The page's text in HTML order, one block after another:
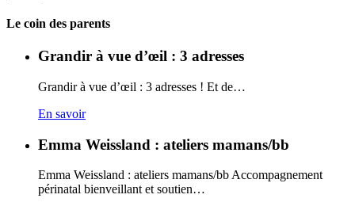
Carto
Le coin des parents
Grandir à vue d’œil : 3 adresses
Grandir à vue d’œil : 3 adresses ! Et de…
En savoir
Emma Weissland : ateliers mamans/bb
Emma Weissland : ateliers mamans/bb Accompagnement
périnatal bienveillant et soutien…